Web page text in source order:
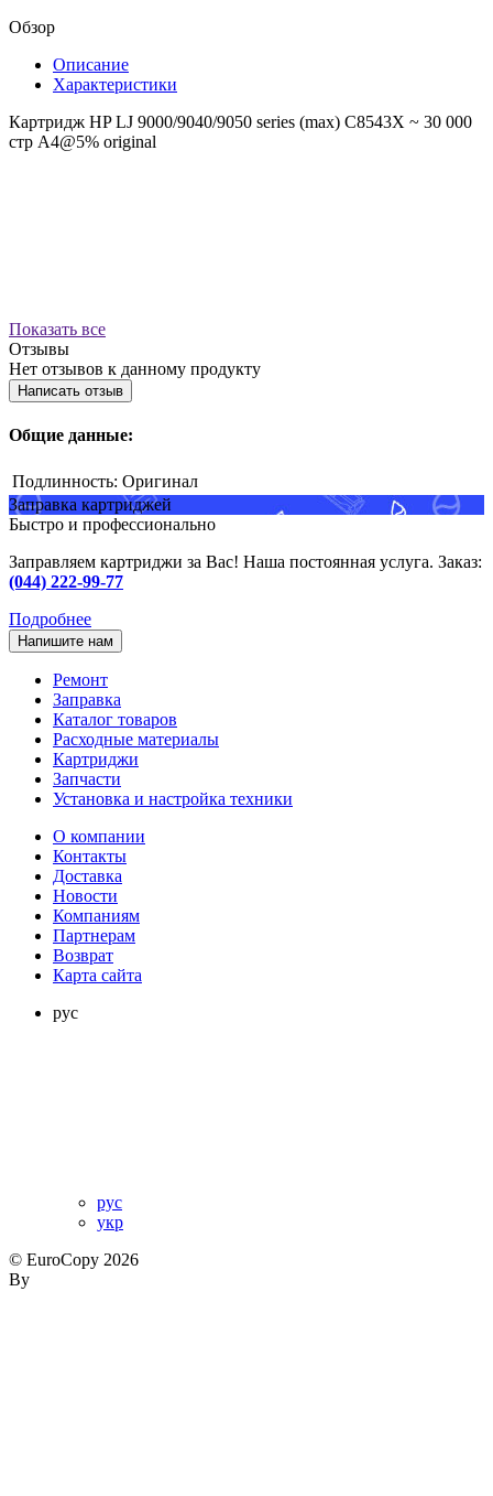
Обзор
Описание
Характеристики
Картридж HP LJ 9000/9040/9050 series (max) C8543X ~ 30 000
стр А4@5% original
Показать все
Отзывы
Нет отзывов к данному продукту
Написать отзыв
Общие данные:
Подлинность: Оригинал
Заправка картриджей
Быстро и профессионально
Заправляем картриджи за Вас! Наша постоянная услуга. Заказ:
(044) 222-99-77
Подробнее
Напишите нам
Ремонт
Заправка
Каталог товаров
Расходные материалы
Картриджи
Запчасти
Установка и настройка техники
О компании
Контакты
Доставка
Новости
Компаниям
Партнерам
Возврат
Карта сайта
рус
рус
укр
© EuroCopy 2026
By